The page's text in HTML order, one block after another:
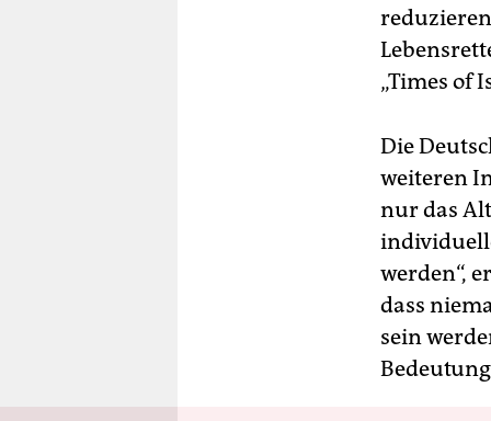
„Times of
Die
weiteren
nur das
werden“,
dass
sein